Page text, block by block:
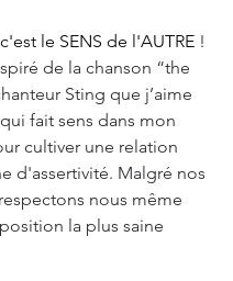
c'est le SENS de l'AUTRE !
de la chanson “the
Sting que j’aime
fait sens dans mon
cultiver une relation
d'assertivité. Malgré nos
nous même
la plus saine